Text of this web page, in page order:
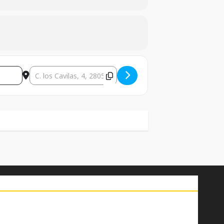
Destination Address -